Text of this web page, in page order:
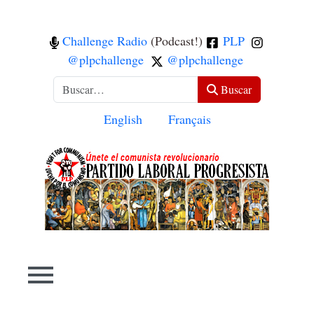
Challenge Radio (Podcast!)
PLP
@plpchallenge
@plpchallenge
Buscar Buscar
Seleccione su idioma
English Français